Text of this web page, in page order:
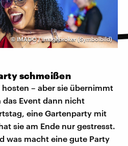
©IMAGO / imagebroker (Symbolbild)
schmeißen
– aber sie übernimmt
Event dann nicht
eine Gartenparty mit
sie am Ende nur gestresst.
was macht eine gute Party